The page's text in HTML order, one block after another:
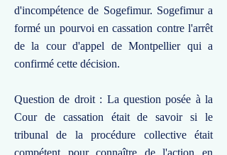
d'incompétence de Sogefimur. Sogefimur a
formé un pourvoi en cassation contre l'arrêt
de la cour d'appel de Montpellier qui a
confirmé cette décision.
Question de droit : La question posée à la
Cour de cassation était de savoir si le
tribunal de la procédure collective était
compétent pour connaître de l'action en